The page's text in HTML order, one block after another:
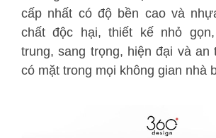
cấp nhất có độ bền cao và
chất độc hại, thiết kế nhỏ
trung, sang trọng, hiện đại và an
có mặt trong mọi không gian nhà